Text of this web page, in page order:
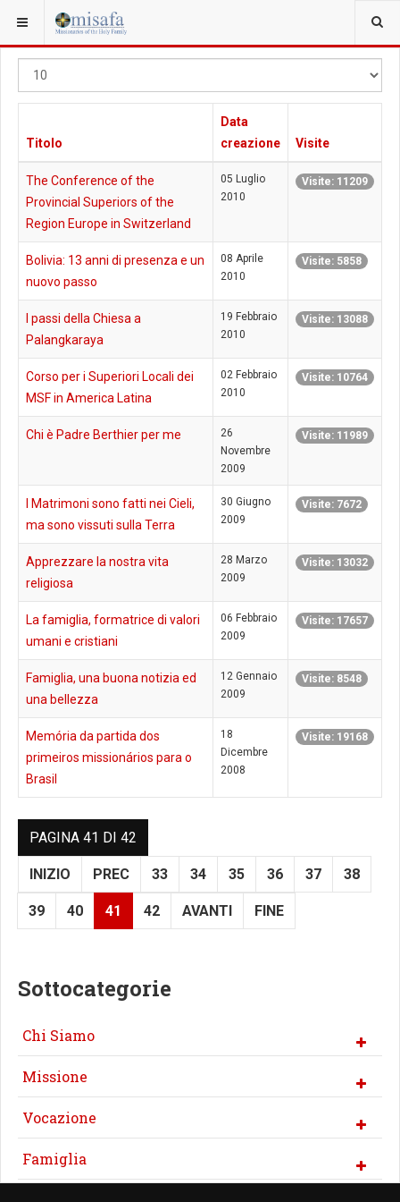
Visualizza
#
Titolo
Data
creazione
Visite
The Conference of the
Provincial Superiors of the
Region Europe in Switzerland
05 Luglio
2010
Visite: 11209
Bolivia: 13 anni di presenza e un
nuovo passo
08 Aprile
2010
Visite: 5858
I passi della Chiesa a
Palangkaraya
19 Febbraio
2010
Visite: 13088
Corso per i Superiori Locali dei
MSF in America Latina
02 Febbraio
2010
Visite: 10764
Chi è Padre Berthier per me
26
Novembre
2009
Visite: 11989
I Matrimoni sono fatti nei Cieli,
ma sono vissuti sulla Terra
30 Giugno
2009
Visite: 7672
Apprezzare la nostra vita
religiosa
28 Marzo
2009
Visite: 13032
La famiglia, formatrice di valori
umani e cristiani
06 Febbraio
2009
Visite: 17657
Famiglia, una buona notizia ed
una bellezza
12 Gennaio
2009
Visite: 8548
Memória da partida dos
primeiros missionários para o
Brasil
18
Dicembre
2008
Visite: 19168
PAGINA 41 DI 42
INIZIO PREC 33 34 35 36 37 38
39 40 41 42 AVANTI FINE
Sottocategorie
Chi Siamo
Missione
Vocazione
Famiglia